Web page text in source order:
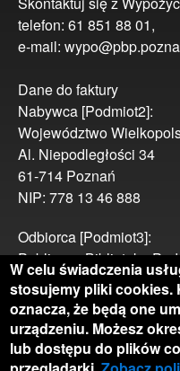
telefon: 61 851 88 01,
e-mail:
Dane do faktury
Nabywca [Podmiot2]:
Województwo
Al. Niepodległości 34
61-714 Poznań
NIP: 778 13 46 888
Odbiorca [Podmiot3]:
Publiczna Biblioteka
ul. Bułgarska 19
60-320 Poznań
NIP: 778 13 37 139
ROLA: 8-JST-odbiorca
W celu świadczenia
stosujemy pliki cookies.
oznacza, że będą one
urządzeniu. Możesz
lub dostępu do plików